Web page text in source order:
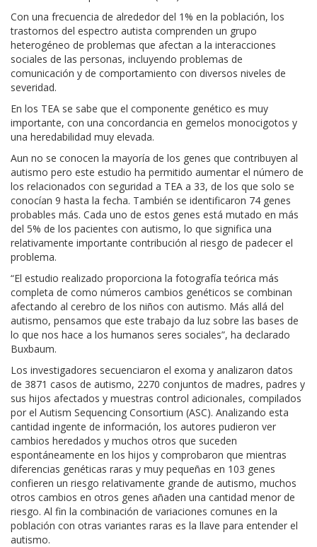
Con una frecuencia de alrededor del 1% en la población, los
trastornos del espectro autista comprenden un grupo
heterogéneo de problemas que afectan a la interacciones
sociales de las personas, incluyendo problemas de
comunicación y de comportamiento con diversos niveles de
severidad.
En los TEA se sabe que el componente genético es muy
importante, con una concordancia en gemelos monocigotos y
una heredabilidad muy elevada.
Aun no se conocen la mayoría de los genes que contribuyen al
autismo pero este estudio ha permitido aumentar el número de
los relacionados con seguridad a TEA a 33, de los que solo se
conocían 9 hasta la fecha. También se identificaron 74 genes
probables más. Cada uno de estos genes está mutado en más
del 5% de los pacientes con autismo, lo que significa una
relativamente importante contribución al riesgo de padecer el
problema.
“El estudio realizado proporciona la fotografía teórica más
completa de como números cambios genéticos se combinan
afectando al cerebro de los niños con autismo. Más allá del
autismo, pensamos que este trabajo da luz sobre las bases de
lo que nos hace a los humanos seres sociales”, ha declarado
Buxbaum.
Los investigadores secuenciaron el exoma y analizaron datos
de 3871 casos de autismo, 2270 conjuntos de madres, padres y
sus hijos afectados y muestras control adicionales, compilados
por el Autism Sequencing Consortium (ASC). Analizando esta
cantidad ingente de información, los autores pudieron ver
cambios heredados y muchos otros que suceden
espontáneamente en los hijos y comprobaron que mientras
diferencias genéticas raras y muy pequeñas en 103 genes
confieren un riesgo relativamente grande de autismo, muchos
otros cambios en otros genes añaden una cantidad menor de
riesgo. Al fin la combinación de variaciones comunes en la
población con otras variantes raras es la llave para entender el
autismo.